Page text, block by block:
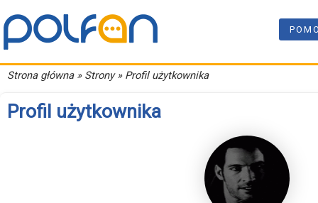
Strona główna» Strony » Profil użytkownika
Profil użytkownika